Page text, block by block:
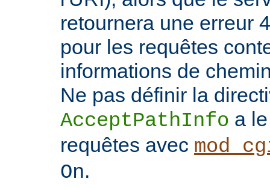
retournera une erreur
pour les requêtes
informations de
Ne pas définir la
AcceptPathInfo a
requêtes avec
On.